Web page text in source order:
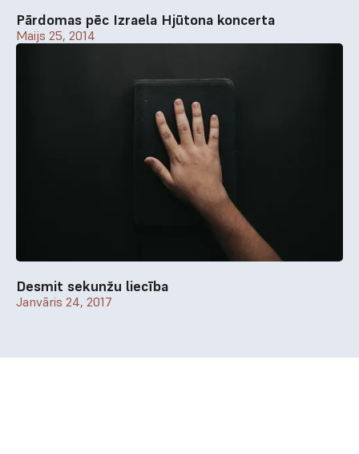
Pārdomas pēc Izraela Hjūtona koncerta
Maijs 25, 2014
Desmit sekunžu liecība
Janvāris 24, 2017